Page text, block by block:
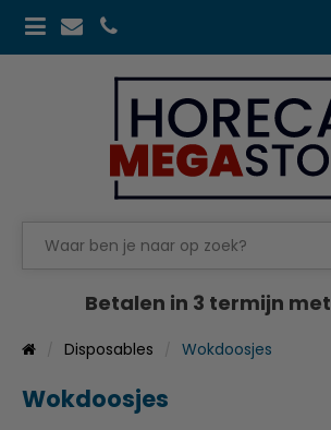
Betalen in 3 termijn met
Disposables Wokdoosjes
Wokdoosjes